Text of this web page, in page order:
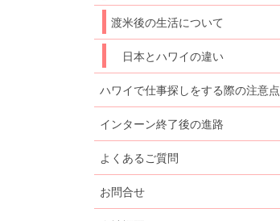
渡米後の生活について
日本とハワイの違い
ハワイで仕事探しをする際の注意点
インターン終了後の進路
よくあるご質問
お問合せ